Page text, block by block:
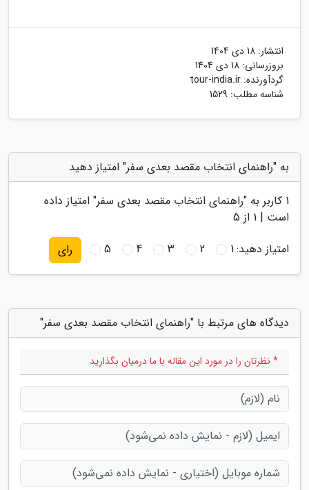
انتشار: 18 دی 1404
بروزرسانی: 18 دی 1404
گردآورنده: tour-india.ir
شناسه مطلب: 1529
به "راهنمای انتخاب مقصد بعدی سفر" امتیاز دهید
1 کاربر به "راهنمای انتخاب مقصد بعدی سفر" امتیاز داده
است | 1 از 5
امتیاز دهید:1
2
3
4
5 رای
دیدگاه های مرتبط با "راهنمای انتخاب مقصد بعدی سفر"
* نظرتان را در مورد این مقاله با ما درمیان بگذارید